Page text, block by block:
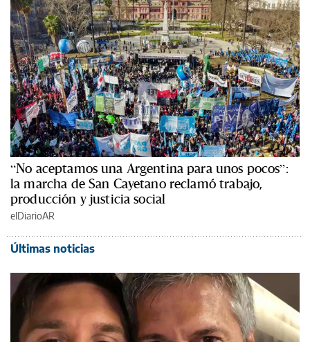
“No aceptamos una Argentina para unos pocos”:
la marcha de San Cayetano reclamó trabajo,
producción y justicia social
elDiarioAR
Últimas noticias